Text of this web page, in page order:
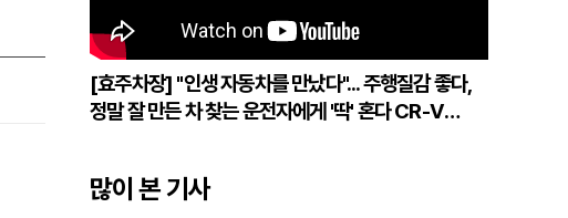
[효주차장] "인생 자동차를 만났다"... 주행질감 좋다,
정말 잘 만든 차 찾는 운전자에게 '딱' 혼다 CR-V
많이 본 기사